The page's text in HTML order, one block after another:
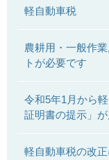
軽自動車税
農耕用・一般作
トが必要です
令和5年1月から
証明書の提示」
軽自動車税の改